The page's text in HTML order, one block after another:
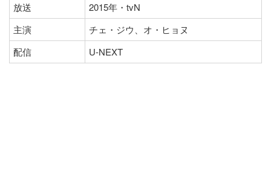
放送
2015年・tvN
主演
チェ・ジウ、オ・ヒョヌ
配信
U-NEXT